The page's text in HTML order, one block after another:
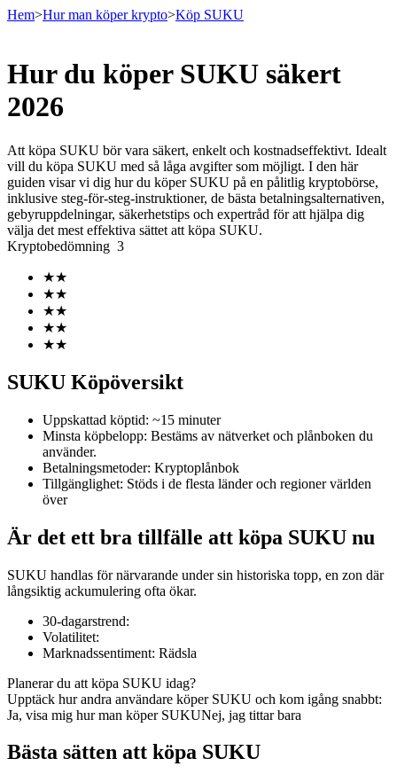
Terminer
Futures med USDT som säkerhet
COIN-M Futures
Futures för kryptovaluta
TradFi
Derivat för aktier, valuta, ädelmetaller och råvaror
Hem>Hur man köper krypto>Köp SUKU
Hur du köper SUKU säkert
2026
Att köpa SUKU bör vara säkert, enkelt och kostnadseffektivt. Idealt
vill du köpa SUKU med så låga avgifter som möjligt. I den här
guiden visar vi dig hur du köper SUKU på en pålitlig kryptobörse,
inklusive steg-för-steg-instruktioner, de bästa betalningsalternativen,
gebyruppdelningar, säkerhetstips och expertråd för att hjälpa dig
välja det mest effektiva sättet att köpa SUKU.
Kryptobedömning 3
★★
★★
★★
★★
★★
SUKU Köpöversikt
Uppskattad köptid: ~15 minuter
Minsta köpbelopp: Bestäms av nätverket och plånboken du
använder.
Betalningsmetoder: Kryptoplånbok
Tillgänglighet: Stöds i de flesta länder och regioner världen
över
Är det ett bra tillfälle att köpa SUKU nu
SUKU handlas för närvarande under sin historiska topp, en zon där
långsiktig ackumulering ofta ökar.
30-dagarstrend:
Volatilitet:
Marknadssentiment: Rädsla
Planerar du att köpa SUKU idag?
Upptäck hur andra användare köper SUKU och kom igång snabbt:
Ja, visa mig hur man köper SUKUNej, jag tittar bara
Bästa sätten att köpa SUKU